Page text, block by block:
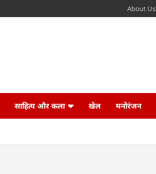
About Us
साहित्य और कला खेल मनोरंजन